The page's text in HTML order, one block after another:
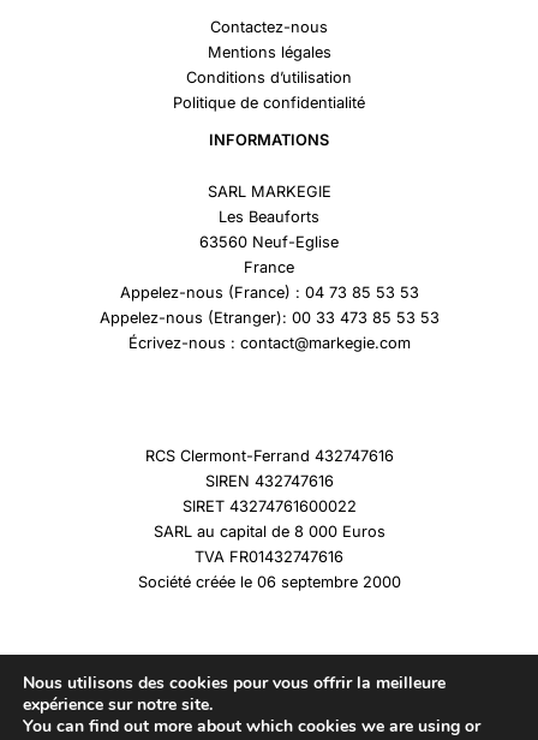
Contactez-nous
Mentions légales
Conditions d’utilisation
Politique de confidentialité
INFORMATIONS
SARL MARKEGIE
Les Beauforts
63560 Neuf-Eglise
France
Appelez-nous (France) : 04 73 85 53 53
Appelez-nous (Etranger): 00 33 473 85 53 53
Écrivez-nous : contact@markegie.com
RCS Clermont-Ferrand 432747616
SIREN 432747616
SIRET 43274761600022
SARL au capital de 8 000 Euros
TVA FR01432747616
Société créée le 06 septembre 2000
Copyright © 2026 Marqueshistoire
Nous utilisons des cookies pour vous offrir la meilleure
expérience sur notre site.
You can find out more about which cookies we are using or